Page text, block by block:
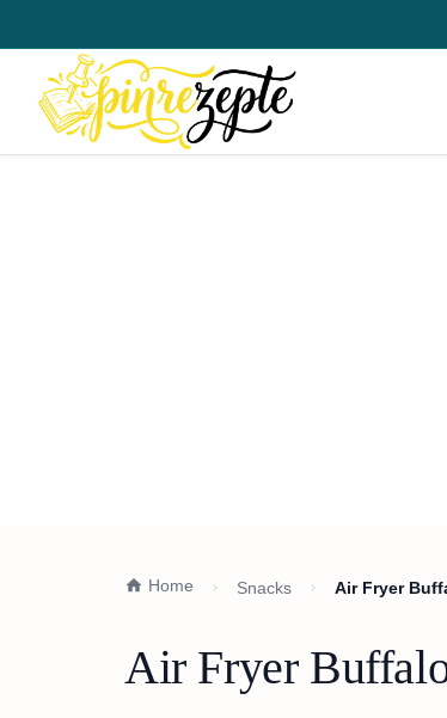
Home Snacks Air Fryer
Air Fryer